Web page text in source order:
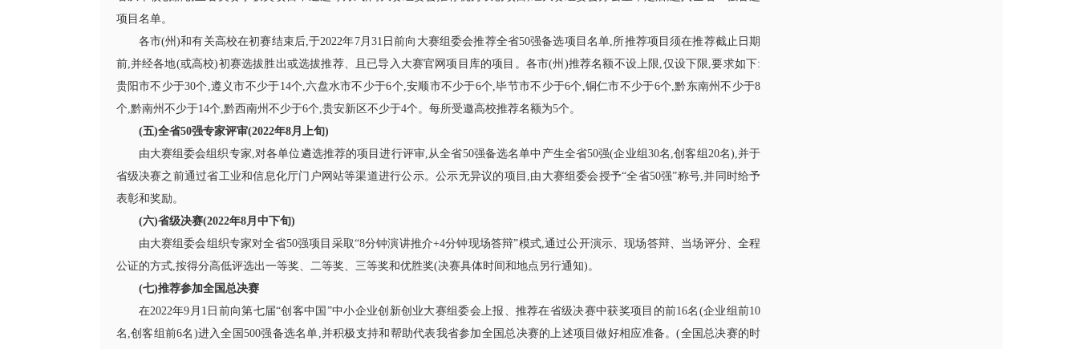
项目名单。
各市(州)和有关高校在初赛结束后,于2022年7月31日前向大赛组委会推荐全省50强备选项目名单,所推荐项目须在推荐截止日期
前,并经各地(或高校)初赛选拔胜出或选拔推荐、且已导入大赛官网项目库的项目。各市(州)推荐名额不设上限,仅设下限,要求如下:
贵阳市不少于30个,遵义市不少于14个,六盘水市不少于6个,安顺市不少于6个,毕节市不少于6个,铜仁市不少于6个,黔东南州不少于8
个,黔南州不少于14个,黔西南州不少于6个,贵安新区不少于4个。每所受邀高校推荐名额为5个。
(五)全省50强专家评审(2022年8月上旬)
由大赛组委会组织专家,对各单位遴选推荐的项目进行评审,从全省50强备选名单中产生全省50强(企业组30名,创客组20名),并于
省级决赛之前通过省工业和信息化厅门户网站等渠道进行公示。公示无异议的项目,由大赛组委会授予“全省50强”称号,并同时给予
表彰和奖励。
(六)省级决赛(2022年8月中下旬)
由大赛组委会组织专家对全省50强项目采取“8分钟演讲推介+4分钟现场答辩”模式,通过公开演示、现场答辩、当场评分、全程
公证的方式,按得分高低评选出一等奖、二等奖、三等奖和优胜奖(决赛具体时间和地点另行通知)。
(七)推荐参加全国总决赛
在2022年9月1日前向第七届“创客中国”中小企业创新创业大赛组委会上报、推荐在省级决赛中获奖项目的前16名(企业组前10
名,创客组前6名)进入全国500强备选名单,并积极支持和帮助代表我省参加全国总决赛的上述项目做好相应准备。(全国总决赛的时